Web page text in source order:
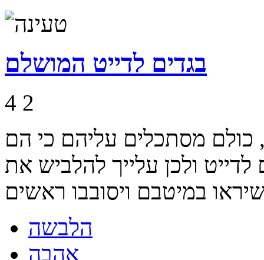
בגדים לדייט המושלם
4 2
כולם מסתכלים עליהם כי הם
ולכן עלייך להלביש את
הלבשה
אהבה